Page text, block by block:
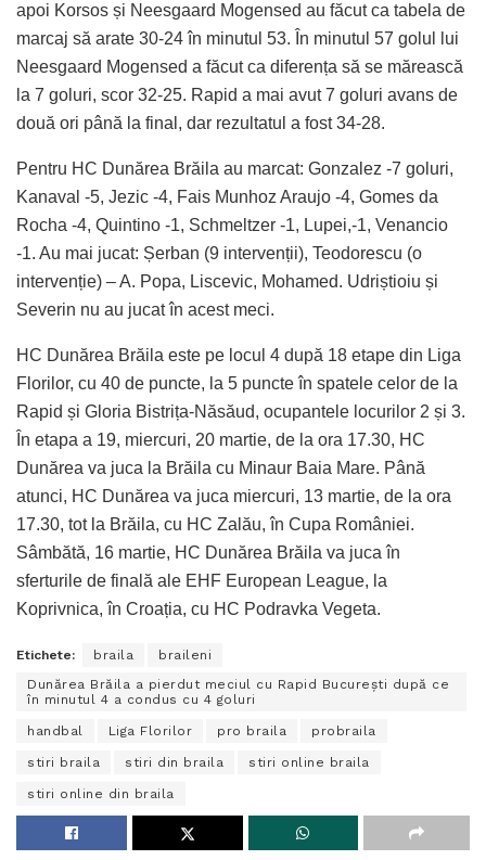
apoi Korsos și Neesgaard Mogensed au făcut ca tabela de
marcaj să arate 30-24 în minutul 53. În minutul 57 golul lui
Neesgaard Mogensed a făcut ca diferența să se mărească
la 7 goluri, scor 32-25. Rapid a mai avut 7 goluri avans de
două ori până la final, dar rezultatul a fost 34-28.
Pentru HC Dunărea Brăila au marcat: Gonzalez -7 goluri,
Kanaval -5, Jezic -4, Fais Munhoz Araujo -4, Gomes da
Rocha -4, Quintino -1, Schmeltzer -1, Lupei,-1, Venancio
-1. Au mai jucat: Șerban (9 intervenții), Teodorescu (o
intervenție) – A. Popa, Liscevic, Mohamed. Udriștioiu și
Severin nu au jucat în acest meci.
HC Dunărea Brăila este pe locul 4 după 18 etape din Liga
Florilor, cu 40 de puncte, la 5 puncte în spatele celor de la
Rapid și Gloria Bistrița-Năsăud, ocupantele locurilor 2 și 3.
În etapa a 19, miercuri, 20 martie, de la ora 17.30, HC
Dunărea va juca la Brăila cu Minaur Baia Mare. Până
atunci, HC Dunărea va juca miercuri, 13 martie, de la ora
17.30, tot la Brăila, cu HC Zalău, în Cupa României.
Sâmbătă, 16 martie, HC Dunărea Brăila va juca în
sferturile de finală ale EHF European League, la
Koprivnica, în Croația, cu HC Podravka Vegeta.
Etichete: braila
braileni
Dunărea Brăila a pierdut meciul cu Rapid București după ce
în minutul 4 a condus cu 4 goluri
handbal Liga Florilor pro braila probraila
stiri braila stiri din braila stiri online braila
stiri online din braila